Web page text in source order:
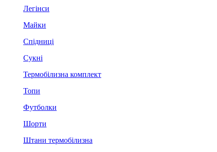
Легінси
Майки
Спідниці
Сукні
Термобілизна комплект
Топи
Футболки
Шорти
Штани термобілизна